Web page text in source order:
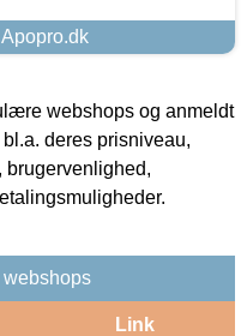
webshops og anmeldt
deres prisniveau,
brugervenlighed,
webshops
Link